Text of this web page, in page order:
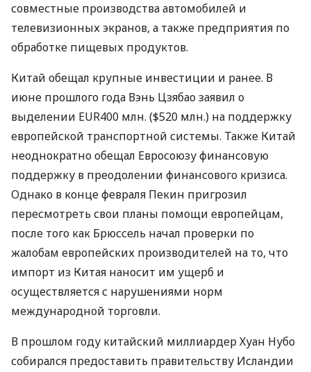
совместные производства автомобилей и
телевизионных экранов, а также предприятия по
обработке пищевых продуктов.
Китай обещал крупные инвестиции и ранее. В
июне прошлого года Вэнь Цзябао заявил о
выделении EUR400 млн. ($520 млн.) на поддержку
европейской транспортной системы. Также Китай
неоднократно обещал Евросоюзу финансовую
поддержку в преодолении финансового кризиса.
Однако в конце февраля Пекин пригрозил
пересмотреть свои планы помощи европейцам,
после того как Брюссель начал проверки по
жалобам европейских производителей на то, что
импорт из Китая наносит им ущерб и
осуществляется с нарушениями норм
международной торговли.
В прошлом году китайский миллиардер Хуан Нубо
собирался предоставить правительству Исландии